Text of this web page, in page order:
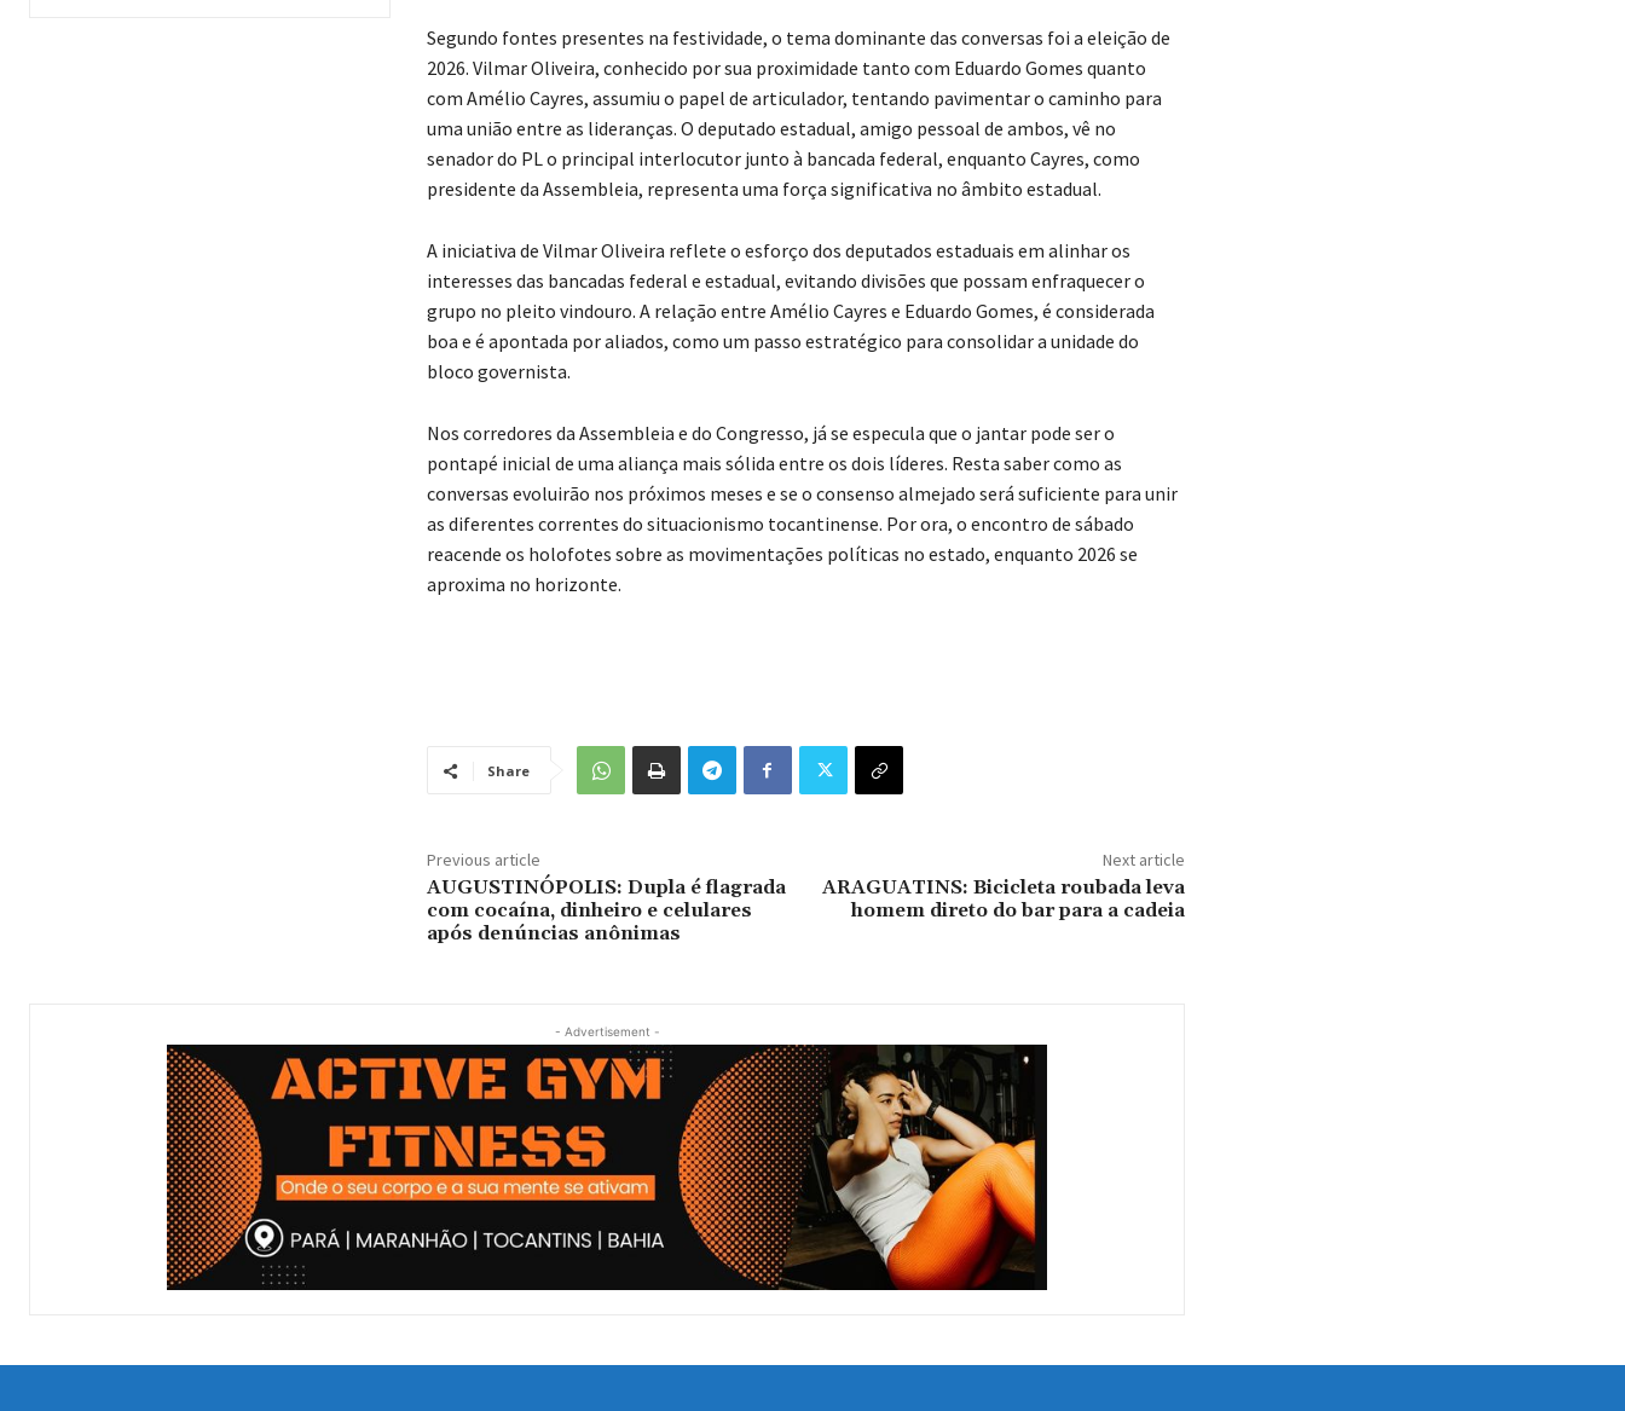
Segundo fontes presentes na festividade, o tema dominante das conversas foi a eleição de
2026. Vilmar Oliveira, conhecido por sua proximidade tanto com Eduardo Gomes quanto
com Amélio Cayres, assumiu o papel de articulador, tentando pavimentar o caminho para
uma união entre as lideranças. O deputado estadual, amigo pessoal de ambos, vê no
senador do PL o principal interlocutor junto à bancada federal, enquanto Cayres, como
presidente da Assembleia, representa uma força significativa no âmbito estadual.
A iniciativa de Vilmar Oliveira reflete o esforço dos deputados estaduais em alinhar os
interesses das bancadas federal e estadual, evitando divisões que possam enfraquecer o
grupo no pleito vindouro. A relação entre Amélio Cayres e Eduardo Gomes, é considerada
boa e é apontada por aliados, como um passo estratégico para consolidar a unidade do
bloco governista.
Nos corredores da Assembleia e do Congresso, já se especula que o jantar pode ser o
pontapé inicial de uma aliança mais sólida entre os dois líderes. Resta saber como as
conversas evoluirão nos próximos meses e se o consenso almejado será suficiente para unir
as diferentes correntes do situacionismo tocantinense. Por ora, o encontro de sábado
reacende os holofotes sobre as movimentações políticas no estado, enquanto 2026 se
aproxima no horizonte.
Share
Previous article
AUGUSTINÓPOLIS: Dupla é flagrada
com cocaína, dinheiro e celulares
após denúncias anônimas
Next article
ARAGUATINS: Bicicleta roubada leva
homem direto do bar para a cadeia
- Advertisement -